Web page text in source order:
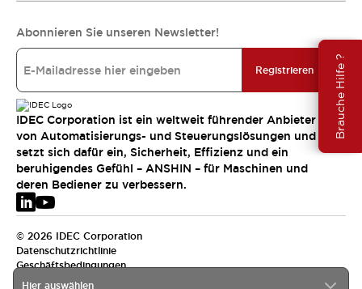
Brauche Hilfe ?
Hier auswählen
Abonnieren Sie unseren Newsletter!
Registrieren
IDEC Corporation ist ein weltweit führender Anbieter
von Automatisierungs- und Steuerungslösungen und
setzt sich dafür ein, Sicherheit, Effizienz und ein
beruhigendes Gefühl – ANSHIN – für Maschinen und
deren Bediener zu verbessern.
© 2026 IDEC Corporation
Datenschutzrichtlinie
Geschäftsbedingungen